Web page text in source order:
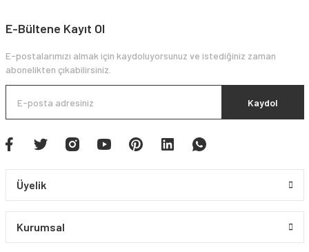
E-Bültene Kayıt Ol
E-postalarımızı almak için kaydoluyorsunuz ve istediğiniz zaman
abonelikten çıkabilirsiniz.
Kaydol
Üyelik
Kurumsal